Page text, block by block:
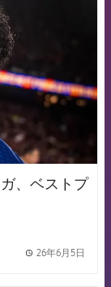
、ベストプ
26年6月5日